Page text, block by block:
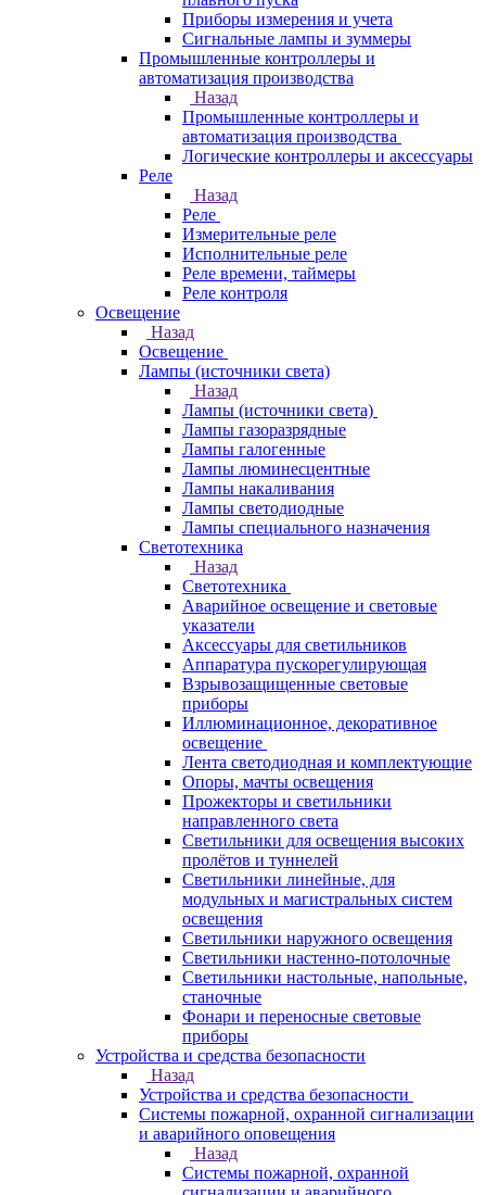
Приборы измерения и учета
Сигнальные лампы и зуммеры
Промышленные контроллеры и
автоматизация производства
Назад
Промышленные контроллеры и
автоматизация производства
Логические контроллеры и аксессуары
Реле
Назад
Реле
Измерительные реле
Исполнительные реле
Реле времени, таймеры
Реле контроля
Освещение
Назад
Освещение
Лампы (источники света)
Назад
Лампы (источники света)
Лампы газоразрядные
Лампы галогенные
Лампы люминесцентные
Лампы накаливания
Лампы светодиодные
Лампы специального назначения
Светотехника
Назад
Светотехника
Аварийное освещение и световые
указатели
Аксессуары для светильников
Аппаратура пускорегулирующая
Взрывозащищенные световые
приборы
Иллюминационное, декоративное
освещение
Лента светодиодная и комплектующие
Опоры, мачты освещения
Прожекторы и светильники
направленного света
Светильники для освещения высоких
пролётов и туннелей
Светильники линейные, для
модульных и магистральных систем
освещения
Светильники наружного освещения
Светильники настенно-потолочные
Светильники настольные, напольные,
станочные
Фонари и переносные световые
приборы
Устройства и средства безопасности
Назад
Устройства и средства безопасности
Системы пожарной, охранной сигнализации
и аварийного оповещения
Назад
Системы пожарной, охранной